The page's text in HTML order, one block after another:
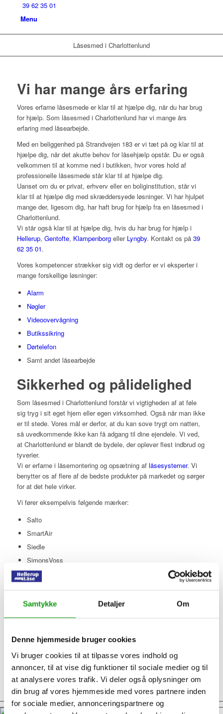
Samtykke Detaljer Om
Denne hjemmeside bruger cookies
Vi bruger cookies til at tilpasse vores indhold og
annoncer, til at vise dig funktioner til sociale medier og til
at analysere vores trafik. Vi deler også oplysninger om
din brug af vores hjemmeside med vores partnere inden
for sociale medier, annonceringspartnere og
39 62 35 01
Menu
Låsesmed i Charlottenlund
Vi har mange års erfaring
Vores erfarne låsesmede er klar til at hjælpe dig, når du har brug
for hjælp. Som låsesmed i Charlottenlund har vi mange års
erfaring med låsearbejde.
Med en beliggenhed på Strandvejen 183 er vi tæt på og klar til at
hjælpe dig, når det akutte behov for låsehjælp opstår. Du er også
velkommen til at komme ned i butikken, hvor vores hold af
professionelle låsesmede står klar til at hjælpe dig.
Uanset om du er privat, erhverv eller en boliginstitution, står vi
klar til at hjælpe dig med skræddersyede løsninger. Vi har hjulpet
mange der, ligesom dig, har haft brug for hjælp fra en låsesmed i
Charlottenlund.
Vi står også klar til at hjælpe dig, hvis du har brug for hjælp i
Hellerup, Gentofte, Klampenborgeller Lyngby. Kontakt os på 39
62 35 01.
Vores kompetencer strækker sig vidt og derfor er vi eksperter i
mange forskellige løsninger:
Alarm
Nøgler
Videoovervågning
Butikssikring
Dørtelefon
Samt andet låsearbejde
Sikkerhed og pålidelighed
Som låsesmed i Charlottenlund forstår vi vigtigheden af at føle
sig tryg i sit eget hjem eller egen virksomhed. Også når man ikke
er til stede. Vores mål er derfor, at du kan sove trygt om natten,
så uvedkommende ikke kan få adgang til dine ejendele. Vi ved,
at Charlottenlund er blandt de bydele, der oplever flest indbrud og
tyverier.
Vi er erfarne i låsemontering og opsætning af låsesystemer. Vi
benytter os af flere af de bedste produkter på markedet og sørger
for at det hele virker.
Vi fører eksempelvis følgende mærker:
Salto
SmartAir
Siedle
SimonsVoss
Pålidelig låsesmed i
Charlottenlund
Har du brug for en erfaren og pålidelig låsesmed i Charlottenlund,
beskytte dit hjem og din virksomhed. Ring og få en uforpligtende
snak, hvor vi kan hjælpe dig med at finde det rette produkt til dit
behov.